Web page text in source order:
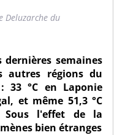
Deluzarche du
dernières semaines
autres régions du
33 °C en Laponie
et même 51,3 °C
Sous l'effet de la
bien étranges